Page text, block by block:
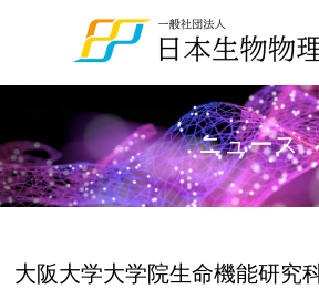
ニュース
大阪大学大学院生命機能研究